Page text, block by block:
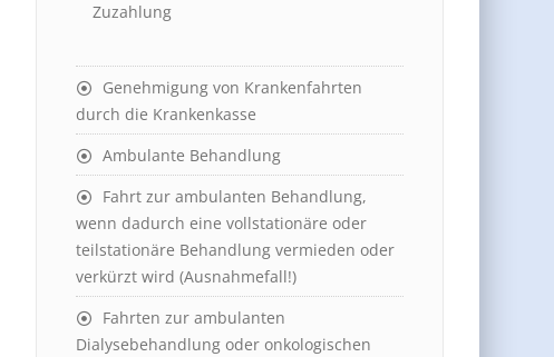
Zuzahlung
Genehmigung von Krankenfahrten
durch die Krankenkasse
Ambulante Behandlung
Fahrt zur ambulanten Behandlung,
wenn dadurch eine vollstationäre oder
teilstationäre Behandlung vermieden oder
verkürzt wird (Ausnahmefall!)
Fahrten zur ambulanten
Dialysebehandlung oder onkologischen